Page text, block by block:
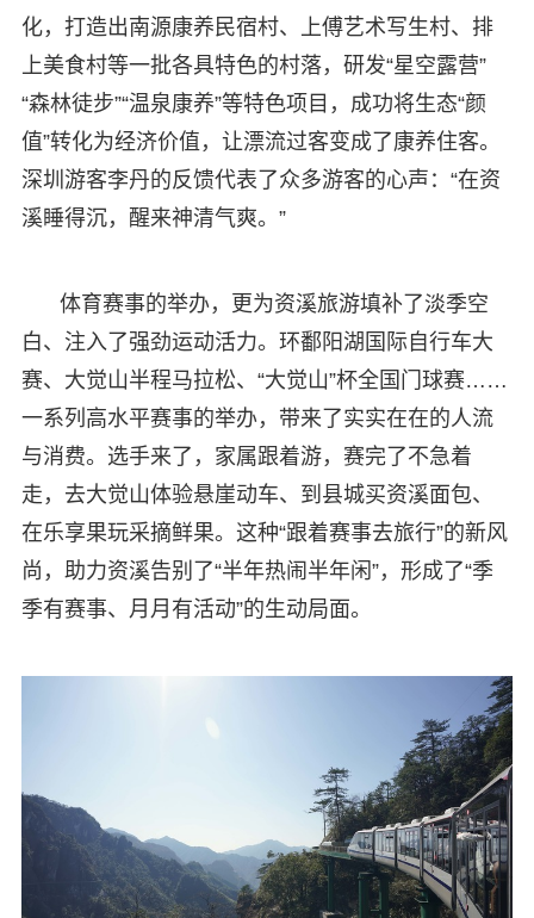
化，打造出南源康养民宿村、上傅艺术写生村、排
上美食村等一批各具特色的村落，研发“星空露营”
“森林徒步”“温泉康养”等特色项目，成功将生态“颜
值”转化为经济价值，让漂流过客变成了康养住客。
深圳游客李丹的反馈代表了众多游客的心声：“在资
溪睡得沉，醒来神清气爽。”
体育赛事的举办，更为资溪旅游填补了淡季空
白、注入了强劲运动活力。环鄱阳湖国际自行车大
赛、大觉山半程马拉松、“大觉山”杯全国门球赛……
一系列高水平赛事的举办，带来了实实在在的人流
与消费。选手来了，家属跟着游，赛完了不急着
走，去大觉山体验悬崖动车、到县城买资溪面包、
在乐享果玩采摘鲜果。这种“跟着赛事去旅行”的新风
尚，助力资溪告别了“半年热闹半年闲”，形成了“季
季有赛事、月月有活动”的生动局面。